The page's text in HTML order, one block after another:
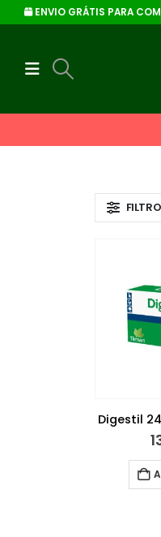
ENVIO GRÁTIS PARA
Digestil